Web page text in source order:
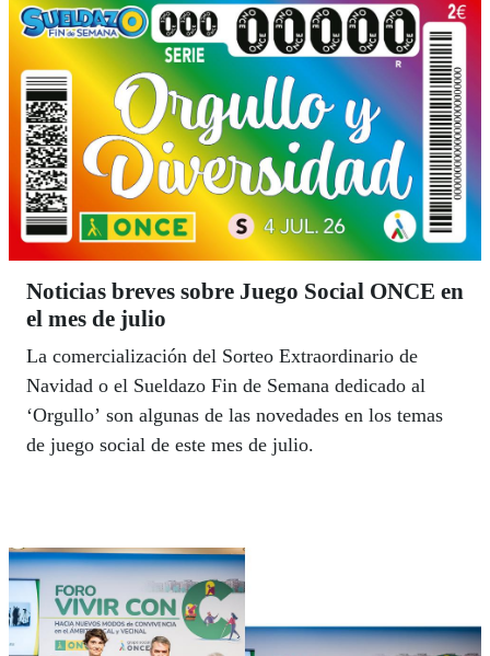
Noticias breves sobre Juego Social ONCE en
el mes de julio
La comercialización del Sorteo Extraordinario de
Navidad o el Sueldazo Fin de Semana dedicado al
‘Orgullo’ son algunas de las novedades en los temas
de juego social de este mes de julio.